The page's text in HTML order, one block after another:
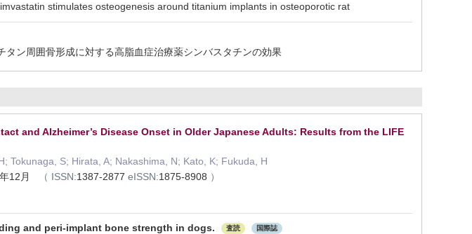
stimulates osteogenesis around titanium implants in osteoporotic rat
ン周囲骨形成に対する高脂血症治療薬シンバスタチンの効果
and Alzheimer’s Disease Onset in Older Japanese Adults: Results from the LIFE
Tokunaga, S; Hirata, A; Nakashima, N; Kato, K; Fukuda, H
12月
（ ISSN:1387-2877 eISSN:1875-8908 ）
and peri-implant bone strength in dogs. 査読 国際誌